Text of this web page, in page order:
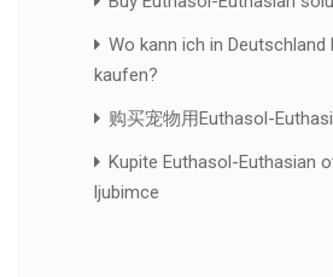
Wo kann ich in Deutschland
kaufen?
购买宠物用Euthasol-
Kupite Euthasol-Euthasian
ljubimce